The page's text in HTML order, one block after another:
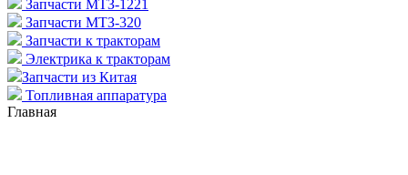
Запчасти МТЗ-1221
Запчасти МТЗ-320
Запчасти к тракторам
Электрика к тракторам
Запчасти из Китая
Топливная аппаратура
Главная